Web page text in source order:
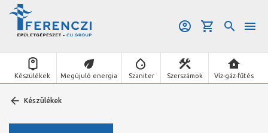
Készülékek Megújuló energia Szaniter Szerszámok Víz-gáz-fűtés
Készülékek